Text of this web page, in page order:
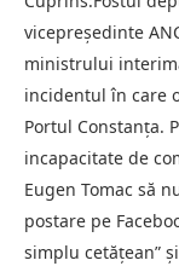
vicepreședinte
ministrului
incidentul în care
Portul Constanța.
incapacitate de
Eugen Tomac să
postare pe
simplu cetățean”